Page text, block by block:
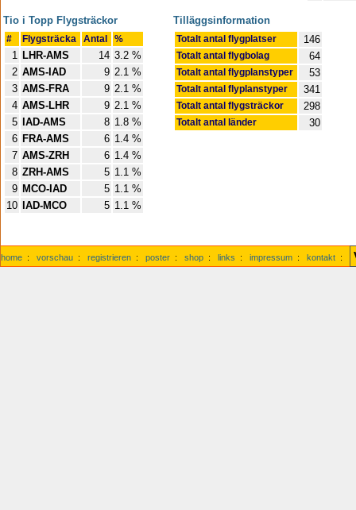
Tio i Topp Flygsträckor
# Flygsträcka Antal %
1 LHR-AMS 14 3.2 %
2 AMS-IAD 9 2.1 %
3 AMS-FRA 9 2.1 %
4 AMS-LHR 9 2.1 %
5
IAD-AMS 8 1.8 %
6 FRA-AMS 6 1.4 %
7 AMS-ZRH 6 1.4 %
8 ZRH-AMS 5 1.1 %
9 MCO-IAD 5 1.1 %
10
IAD-MCO 5 1.1 %
Tilläggsinformation
Totalt antal flygplatser 146
Totalt antal flygbolag 64
Totalt antal flygplanstyper 53
Totalt antal flyplanstyper 341
Totalt antal flygsträckor 298
Totalt antal länder 30
home : vorschau : registrieren : poster : shop : links : impressum : kontakt :